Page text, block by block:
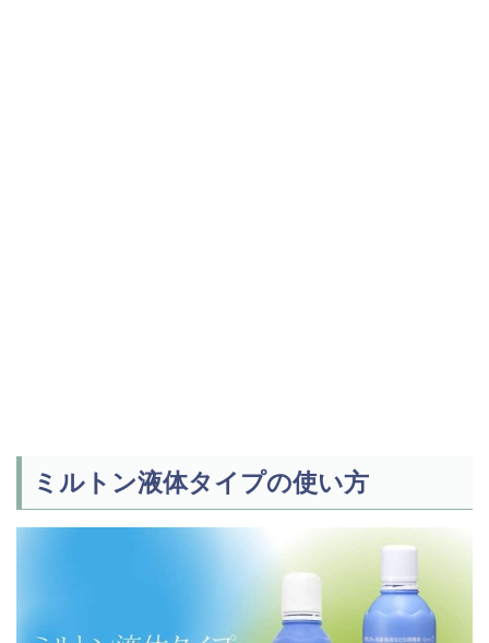
ミルトン液体タイプの使い方